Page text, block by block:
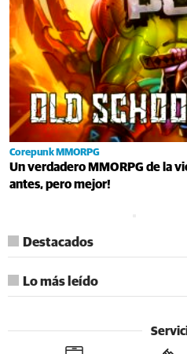
Corepunk MMORPG
Un verdadero MMORPG de la
antes, pero mejor!
Destacados
Lo más leído